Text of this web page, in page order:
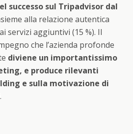
successo sul Tripadvisor dal
alla relazione autentica
servizi aggiuntivi (15 %). Il
che l’azienda profonde
diviene un importantissimo
e produce rilevanti
e sulla motivazione di
.